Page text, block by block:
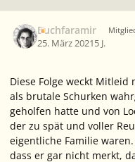
Buchfaramir
25. März 20215 J.
Diese Folge weckt
als brutale Schurken
geholfen hatte und von
der zu spät und voller
eigentliche Familie
dass er gar nicht merkt,